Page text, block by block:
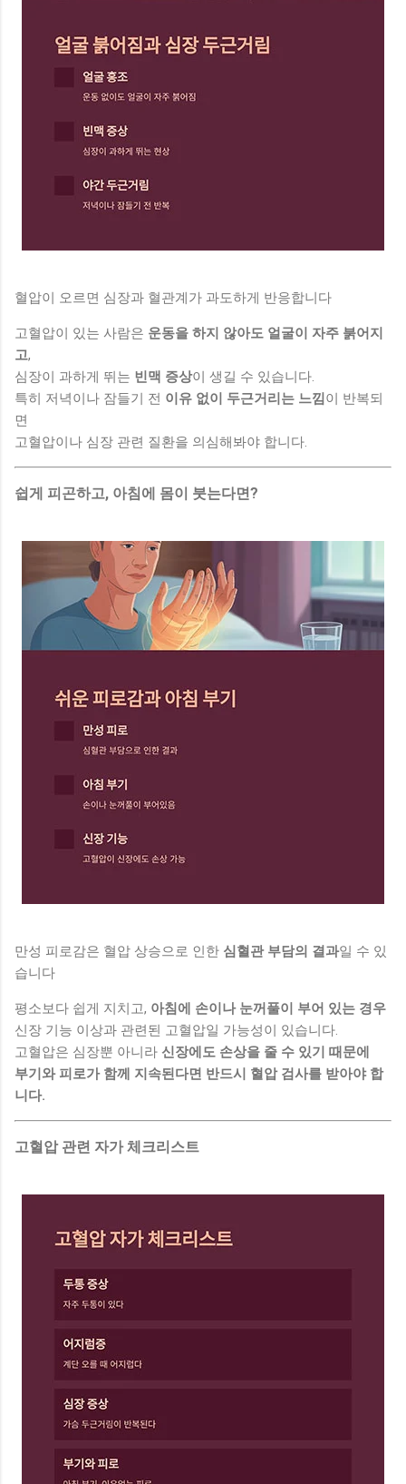
혈압이 오르면 심장과 혈관계가 과도하게 반응합니다
고혈압이 있는 사람은 운동을 하지 않아도 얼굴이 자주 붉어지
고,
심장이 과하게 뛰는 빈맥 증상이 생길 수 있습니다.
특히 저녁이나 잠들기 전 이유 없이 두근거리는 느낌 이 반복되
면
고혈압이나 심장 관련 질환을 의심해봐야 합니다.
쉽게 피곤하고, 아침에 몸이 붓는다면?
만성 피로감은 혈압 상승으로 인한 심혈관 부담의 결과일 수 있
습니다
평소보다 쉽게 지치고, 아침에 손이나 눈꺼풀이 부어 있는 경우
신장 기능 이상과 관련된 고혈압일 가능성이 있습니다.
고혈압은 심장뿐 아니라 신장에도 손상을 줄 수 있기 때문에
부기와 피로가 함께 지속된다면 반드시 혈압 검사를 받아야 합
니다.
고혈압 관련 자가 체크리스트